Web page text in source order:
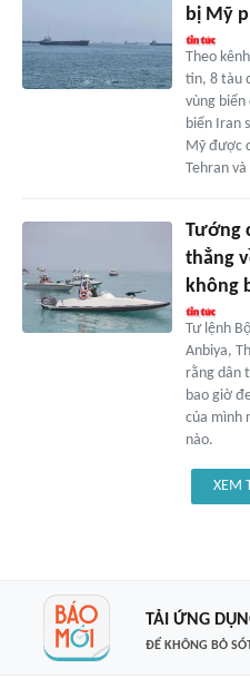
bị Mỹ
Theo
tin, 8 tàu
vùng biển
biển Iran
Mỹ được
Tehran
Tướng
thẳng
không
Tư lệnh
Anbiya,
rằng dân
bao giờ
của mình
nào.
XEM
TẢI ỨNG
ĐỂ KHÔNG BỎ